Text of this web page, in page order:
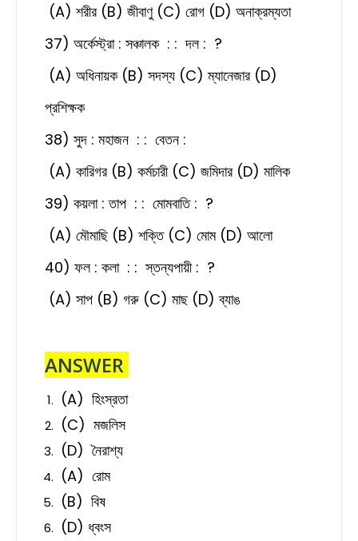
(A) শরীর (B) জীবাণু (C) রোগ (D) অনাক্রম্যতা
37) অর্কেস্ট্রা : সঞ্চালক : : দল : ?
(A) অধিনায়ক (B) সদস্য (C) ম্যানেজার (D)
প্রশিক্ষক
38) সুদ : মহাজন : : বেতন :
(A) কারিগর (B) কর্মচারী (C) জমিদার (D) মালিক
39) কয়লা : তাপ : : মোমবাতি : ?
(A) মৌমাছি (B) শক্তি (C) মোম (D) আলো
40) ফল : কলা : : স্তন্যপায়ী : ?
(A) সাপ (B) গরু (C) মাছ (D) ব্যাঙ
ANSWER
(A) হিংস্রতা
(C) মজলিস
(D) নৈরাশ্য
(A) রোম
(B) বিষ
(D) ধ্বংস